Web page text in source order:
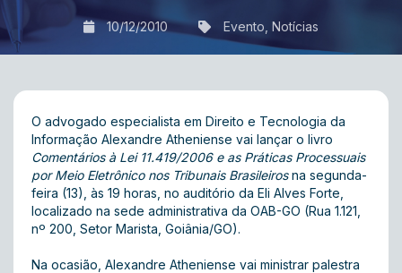
10/12/2010 Evento Notícias
O advogado especialista em Direito e Tecnologia da
Informação Alexandre Atheniense vai lançar o livro
Comentários à Lei 11.419/2006 e as Práticas Processuais
por Meio Eletrônico nos Tribunais Brasileirosna segunda-
feira (13), às 19 horas, no auditório da Eli Alves Forte,
localizado na sede administrativa da OAB-GO (Rua 1.121,
nº 200, Setor Marista, Goiânia/GO).
Na ocasião, Alexandre Atheniense vai ministrar palestra